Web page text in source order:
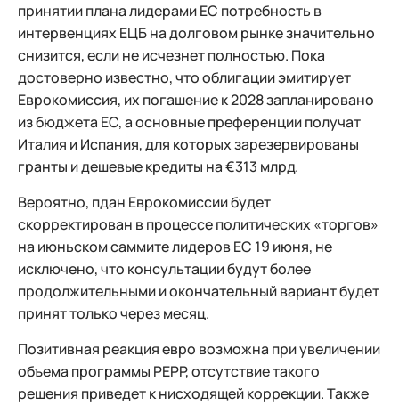
принятии плана лидерами ЕС потребность в
интервенциях ЕЦБ на долговом рынке значительно
снизится, если не исчезнет полностью. Пока
достоверно известно, что облигации эмитирует
Еврокомиссия, их погашение к 2028 запланировано
из бюджета ЕС, а основные преференции получат
Италия и Испания, для которых зарезервированы
гранты и дешевые кредиты на €313 млрд.
Вероятно, пдан Еврокомиссии будет
скорректирован в процессе политических «торгов»
на июньском саммите лидеров ЕС 19 июня, не
исключено, что консультации будут более
продолжительными и окончательный вариант будет
принят только через месяц.
Позитивная реакция евро возможна при увеличении
объема программы PEPP, отсутствие такого
решения приведет к нисходящей коррекции. Также